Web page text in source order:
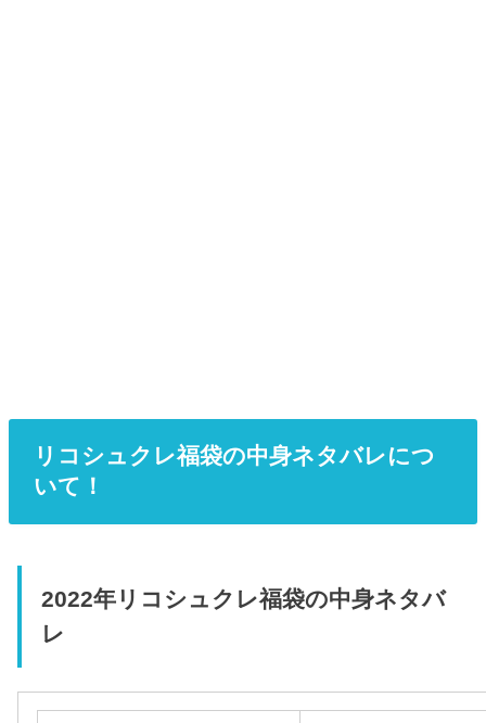
リコシュクレ福袋の中身ネタバレにつ
いて！
2022年リコシュクレ福袋の中身ネタバ
レ